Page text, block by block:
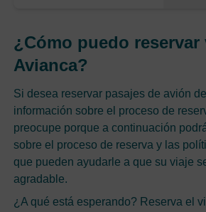
¿Cómo puedo reservar
Avianca?
Si desea reservar pasajes de avión
información sobre el proceso de
preocupe porque a continuación
sobre el proceso de reserva y las
que pueden ayudarle a que su viaje
agradable.
¿A qué está esperando? Reserva el